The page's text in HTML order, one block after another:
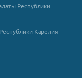
Республики
Карелия